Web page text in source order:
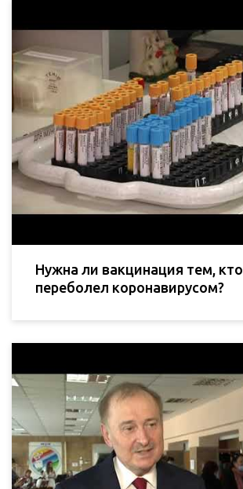
Нужна ли вакцинация тем, кто
переболел коронавирусом?